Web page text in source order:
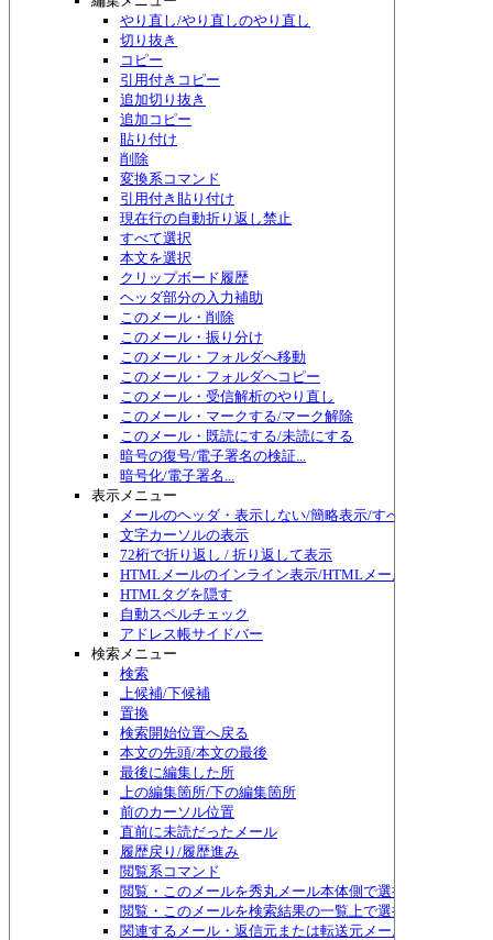
やり直し/やり直しのやり直し
切り抜き
コピー
引用付きコピー
追加切り抜き
追加コピー
貼り付け
削除
変換系コマンド
引用付き貼り付け
現在行の自動折り返し禁止
すべて選択
本文を選択
クリップボード履歴
ヘッダ部分の入力補助
このメール・削除
このメール・振り分け
このメール・フォルダへ移動
このメール・フォルダへコピー
このメール・受信解析のやり直し
このメール・マークする/マーク解除
このメール・既読にする/未読にする
暗号の復号/電子署名の検証...
暗号化/電子署名...
表示メニュー
メールのヘッダ・表示しない/簡略表示/すべて表示/切り
文字カーソルの表示
72桁で折り返し / 折り返して表示
HTMLメールのインライン表示/HTMLメール編集
HTMLタグを隠す
自動スペルチェック
アドレス帳サイドバー
検索メニュー
検索
上候補/下候補
置換
検索開始位置へ戻る
本文の先頭/本文の最後
最後に編集した所
上の編集箇所/下の編集箇所
前のカーソル位置
直前に未読だったメール
履歴戻り/履歴進み
閲覧系コマンド
閲覧・このメールを秀丸メール本体側で選択する
閲覧・このメールを検索結果の一覧上で選択する
関連するメール・返信元または転送元メール